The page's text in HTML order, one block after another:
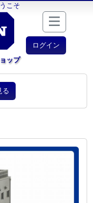
こそ
ログイン
ップ
る